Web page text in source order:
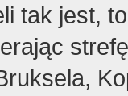
tak jest,